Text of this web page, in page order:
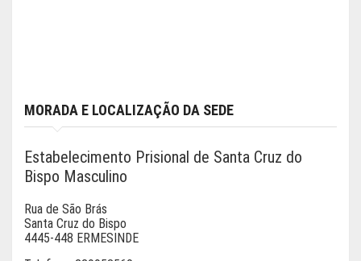
MORADA E LOCALIZAÇÃO DA SEDE
Estabelecimento Prisional de Santa Cruz do
Bispo Masculino
Rua de São Brás
Santa Cruz do Bispo
4445-448 ERMESINDE